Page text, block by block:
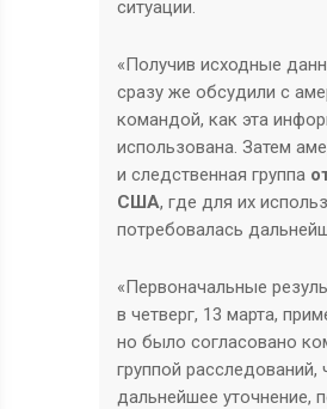
ситуации.
«Получив исходные
сразу же обсудили с
командой, как эта
использована. Затем
и следственная группа
США, где для их
потребовалась
«Первоначальные
в четверг, 13 марта,
но было согласовано
группой
дальнейшее уточнение,